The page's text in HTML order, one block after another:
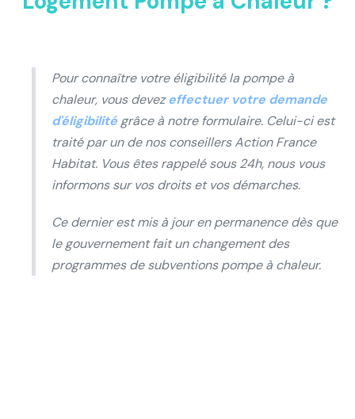
Pour connaître votre éligibilité la pompe à
chaleur, vous devezeffectuer votre demande
d'éligibilité grâce à notre formulaire. Celui-ci est
traité par un de nos conseillers Action France
Habitat. Vous êtes rappelé sous 24h, nous vous
informons sur vos droits et vos démarches.
Ce dernier est mis à jour en permanence dès que
le gouvernement fait un changement des
programmes de subventions pompe à chaleur.